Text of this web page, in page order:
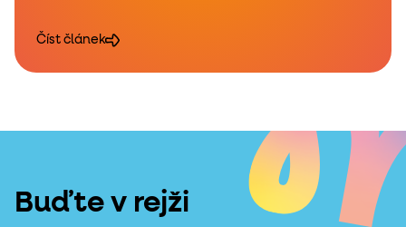
Číst článek
Buďte v rejži